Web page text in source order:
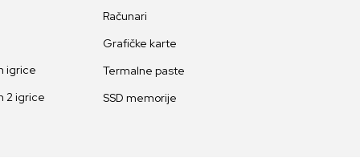
igrice
2 igrice
Računari
Grafičke karte
Termalne paste
SSD memorije